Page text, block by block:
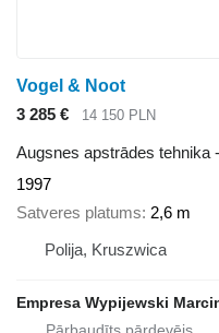
Vogel & Noot
3 285 €
14 150 PLN
Augsnes apstrādes tehnika
1997
Satveres platums 2,6 m
Polija, Kruszwica
Empresa Wypijewski